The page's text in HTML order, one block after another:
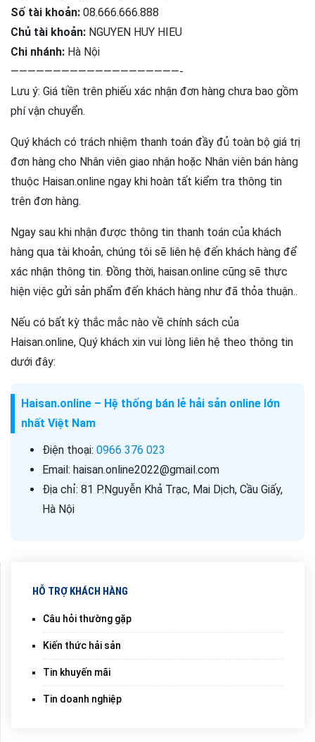
Số tài khoản: 08.666.666.888
Chủ tài khoản: NGUYEN HUY HIEU
Chi nhánh: Hà Nội
————————————————————-
Lưu ý: Giá tiền trên phiếu xác nhận đơn hàng chưa bao gồm
phí vận chuyển.
Quý khách có trách nhiệm thanh toán đầy đủ toàn bộ giá trị
đơn hàng cho Nhân viên giao nhận hoặc Nhân viên bán hàng
thuộc Haisan.online ngay khi hoàn tất kiểm tra thông tin
trên đơn hàng.
Ngay sau khi nhận được thông tin thanh toán của khách
hàng qua tài khoản, chúng tôi sẽ liên hệ đến khách hàng để
xác nhận thông tin. Đồng thời, haisan.online cũng sẽ thực
hiện việc gửi sản phẩm đến khách hàng như đã thỏa thuận..
Nếu có bất kỳ thắc mắc nào về chính sách của
Haisan.online, Quý khách xin vui lòng liên hệ theo thông tin
dưới đây:
Haisan.online – Hệ thống bán lẻ hải sản online lớn
nhất Việt Nam
Điện thoại: 0966 376 023
Email: haisan.online2022@gmail.com
Địa chỉ: 81 P.Nguyễn Khả Trạc, Mai Dịch, Cầu Giấy,
Hà Nội
HỖ TRỢ KHÁCH HÀNG
Câu hỏi thường gặp
Kiến thức hải sản
Tin khuyến mãi
Tin doanh nghiệp